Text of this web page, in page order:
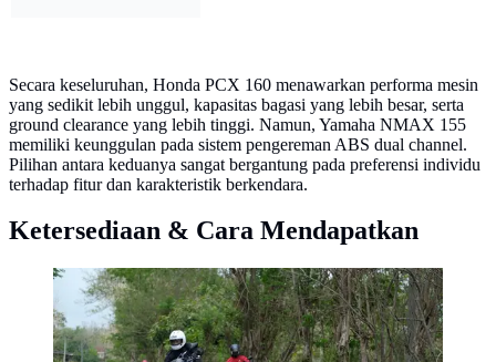
Secara keseluruhan, Honda PCX 160 menawarkan performa mesin
yang sedikit lebih unggul, kapasitas bagasi yang lebih besar, serta
ground clearance yang lebih tinggi. Namun, Yamaha NMAX 155
memiliki keunggulan pada sistem pengereman ABS dual channel.
Pilihan antara keduanya sangat bergantung pada preferensi individu
terhadap fitur dan karakteristik berkendara.
Ketersediaan & Cara Mendapatkan